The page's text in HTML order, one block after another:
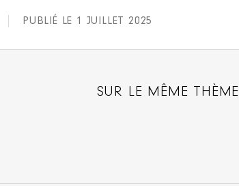
PUBLIÉ LE 1 JUILLET 2025
SUR LE MÊME THÈME